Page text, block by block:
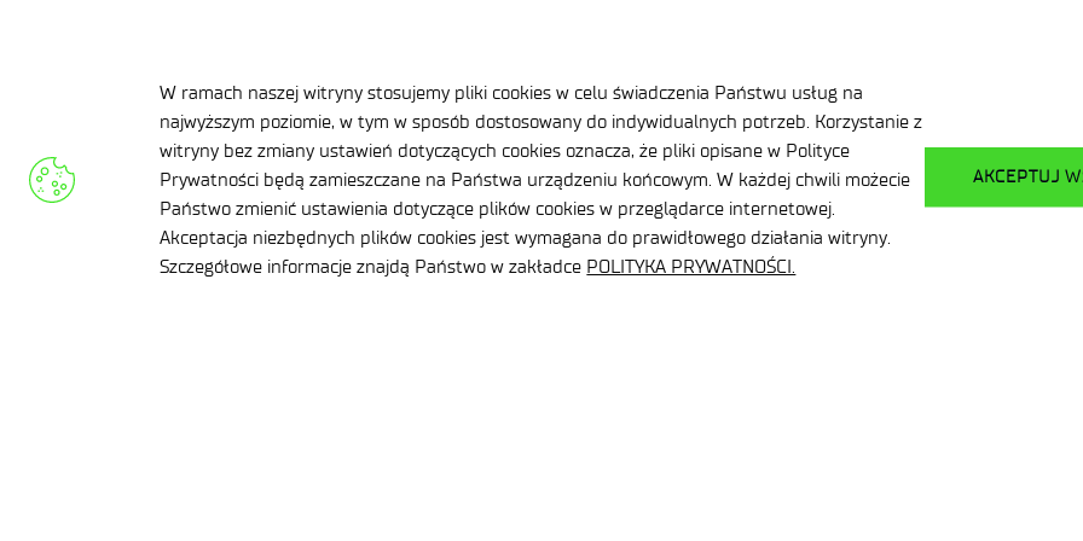
W ramach naszej witryny stosujemy pliki cookies w celu świadczenia Państwu usług na
najwyższym poziomie, w tym w sposób dostosowany do indywidualnych potrzeb. Korzystanie z
witryny bez zmiany ustawień dotyczących cookies oznacza, że pliki opisane w Polityce
Prywatności będą zamieszczane na Państwa urządzeniu końcowym. W każdej chwili możecie
Państwo zmienić ustawienia dotyczące plików cookies w przeglądarce internetowej.
Akceptacja niezbędnych plików cookies jest wymagana do prawidłowego działania witryny.
Szczegółowe informacje znajdą Państwo w zakładce POLITYKA PRYWATNOŚCI.
AKCEPTUJ
al. Lotników 32/46
02-668 Warszawa
NIP: 5213910680
KRS: 0000865821
REGON: 387374918
Ważne informacje